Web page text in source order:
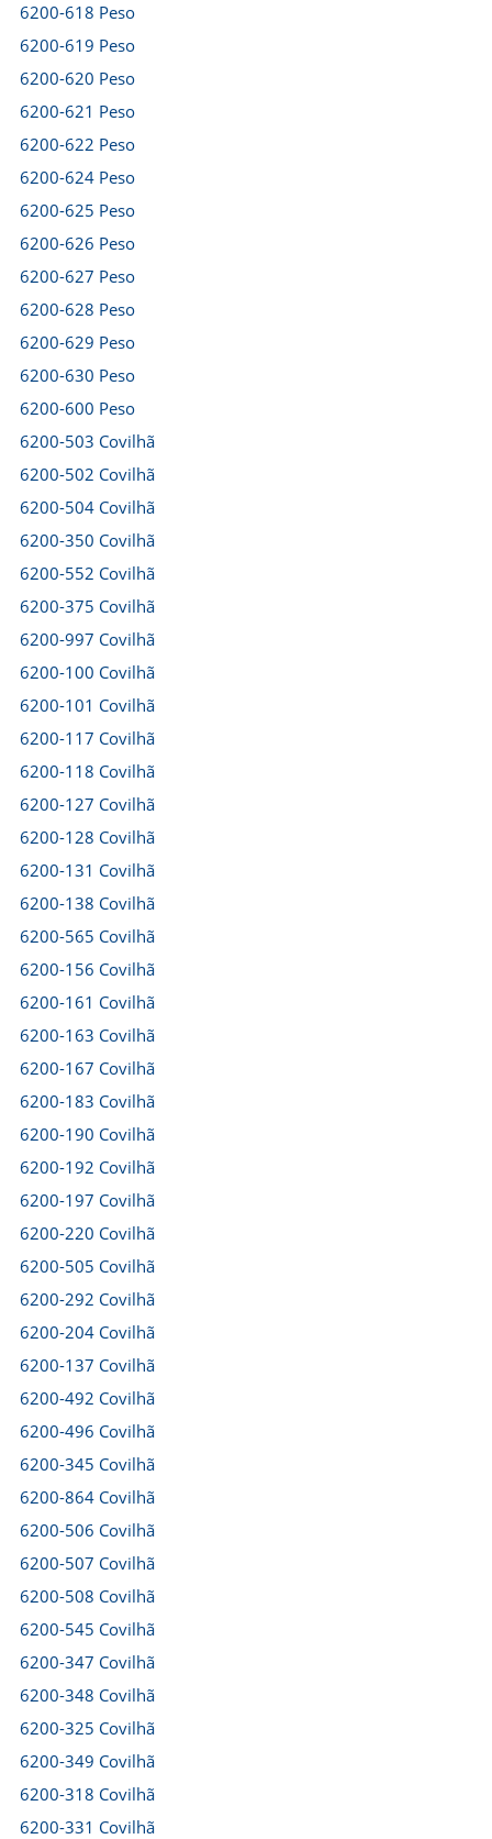
6200-618 Peso
6200-619 Peso
6200-620 Peso
6200-621 Peso
6200-622 Peso
6200-624 Peso
6200-625 Peso
6200-626 Peso
6200-627 Peso
6200-628 Peso
6200-629 Peso
6200-630 Peso
6200-600 Peso
6200-503 Covilhã
6200-502 Covilhã
6200-504 Covilhã
6200-350 Covilhã
6200-552 Covilhã
6200-375 Covilhã
6200-997 Covilhã
6200-100 Covilhã
6200-101 Covilhã
6200-117 Covilhã
6200-118 Covilhã
6200-127 Covilhã
6200-128 Covilhã
6200-131 Covilhã
6200-138 Covilhã
6200-565 Covilhã
6200-156 Covilhã
6200-161 Covilhã
6200-163 Covilhã
6200-167 Covilhã
6200-183 Covilhã
6200-190 Covilhã
6200-192 Covilhã
6200-197 Covilhã
6200-220 Covilhã
6200-505 Covilhã
6200-292 Covilhã
6200-204 Covilhã
6200-137 Covilhã
6200-492 Covilhã
6200-496 Covilhã
6200-345 Covilhã
6200-864 Covilhã
6200-506 Covilhã
6200-507 Covilhã
6200-508 Covilhã
6200-545 Covilhã
6200-347 Covilhã
6200-348 Covilhã
6200-325 Covilhã
6200-349 Covilhã
6200-318 Covilhã
6200-331 Covilhã